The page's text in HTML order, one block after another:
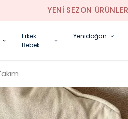
YENI SEZON ÜRÜNLER
Erkek
Bebek
Yenidoğan